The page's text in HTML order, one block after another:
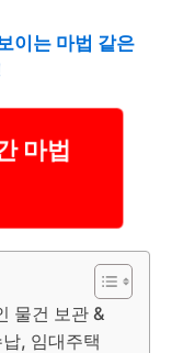
이는 마법 같은
마법
물건 보관 &
, 임대주택